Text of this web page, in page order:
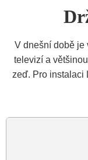
V dnešní době je
televizí a
zeď. Pro instalaci